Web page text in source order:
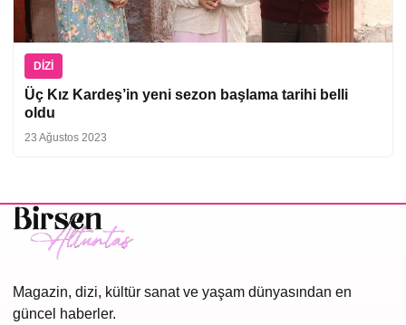
DIZI
Üç Kız Kardeş’in yeni sezon başlama tarihi belli
oldu
23 Ağustos 2023
Magazin, dizi, kültür sanat ve yaşam dünyasından en
güncel haberler.